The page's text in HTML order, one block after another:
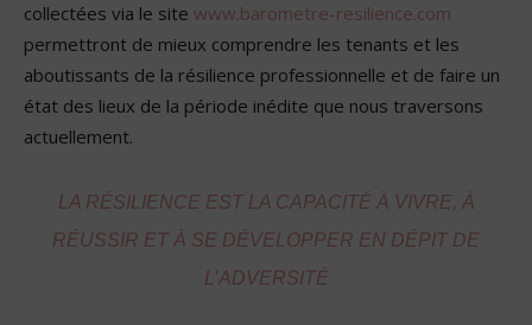
collectées via le site www.barometre-resilience.com
permettront de mieux comprendre les tenants et les
aboutissants de la résilience professionnelle et de faire un
état des lieux de la période inédite que nous traversons
actuellement.
LA RÉSILIENCE EST LA CAPACITÉ À VIVRE, À
RÉUSSIR ET À SE DÉVELOPPER EN DÉPIT DE
L’ADVERSITÉ